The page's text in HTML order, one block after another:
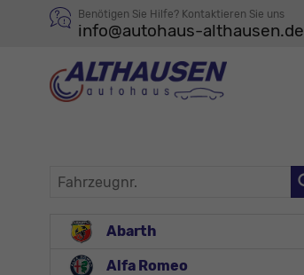
Benötigen Sie Hilfe? Kontaktieren Sie uns
info@autohaus-althausen.de
Fahrzeugnr.
Abarth
Alfa Romeo